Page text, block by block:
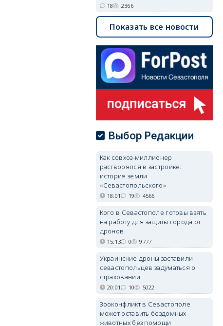
18 2366
Показать все новости
Выбор Редакции
Как совхоз-миллионер
растворялся в застройке:
история земли
«Севастопольского»
18:01 19 4566
Кого в Севастополе готовы взять
на работу для защиты города от
дронов
15:13 0 9777
Украинские дроны заставили
севастопольцев задуматься о
страховании
20:01 10 5022
Зооконфликт в Севастополе
может оставить бездомных
животных без помощи